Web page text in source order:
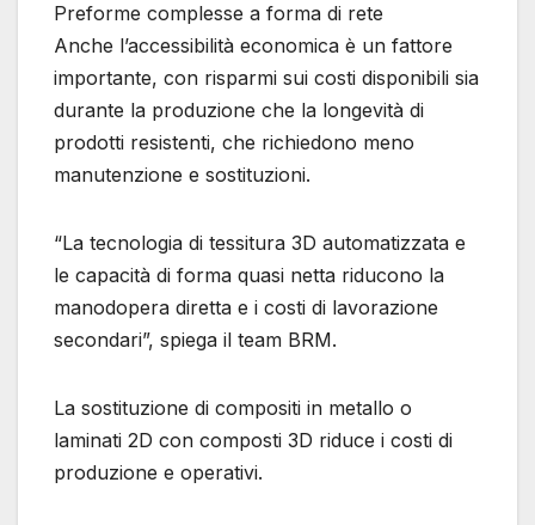
Preforme complesse a forma di rete
Anche l’accessibilità economica è un fattore
importante, con risparmi sui costi disponibili sia
durante la produzione che la longevità di
prodotti resistenti, che richiedono meno
manutenzione e sostituzioni.
“La tecnologia di tessitura 3D automatizzata e
le capacità di forma quasi netta riducono la
manodopera diretta e i costi di lavorazione
secondari”, spiega il team BRM.
La sostituzione di compositi in metallo o
laminati 2D con composti 3D riduce i costi di
produzione e operativi.